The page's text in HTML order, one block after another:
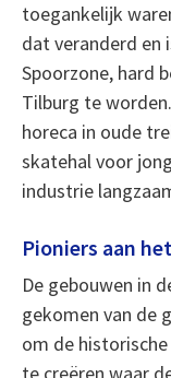
toegankelijk
dat veranderd en
Spoorzone, hard
Tilburg te
horeca in oude
skatehal voor
industrie
Pioniers aan
De gebouwen in
gekomen van de
om de